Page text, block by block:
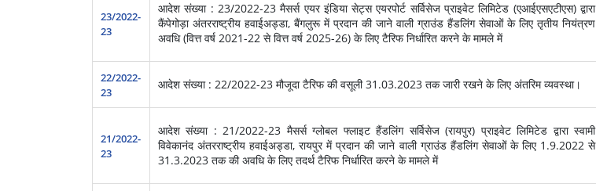
23/2022-
23
आदेश संख्या : 23/2022-23 मैसर्स एयर इंडिया सेट्स एयरपोर्ट सर्विसेज प्राइवेट लिमिटेड (एआईएसएटीएस) द्वारा
कैंपेगोड़ा अंतरराष्ट्रीय हवाईअड्डा, बैंगलुरू में प्रदान की जाने वाली ग्राउंड हैंडलिंग सेवाओं के लिए तृतीय नियंत्रण
अवधि (वित्त वर्ष 2021-22 से वित्त वर्ष 2025-26) के लिए टैरिफ निर्धारित करने के मामले में
22/2022-
23
आदेश संख्या : 22/2022-23 मौजूदा टैरिफ की वसूली 31.03.2023 तक जारी रखने के लिए अंतरिम व्यवस्था।
21/2022-
23
आदेश संख्या : 21/2022-23 मैसर्स ग्लोबल फ्लाइट हैंडलिंग सर्विसेज (रायपुर) प्राइवेट लिमिटेड द्वारा स्वामी
विवेकानंद अंतरराष्ट्रीय हवाईअड्डा, रायपुर में प्रदान की जाने वाली ग्राउंड हैंडलिंग सेवाओं के लिए 1.9.2022 से
31.3.2023 तक की अवधि के लिए तदर्थ टैरिफ निर्धारित करने के मामले में